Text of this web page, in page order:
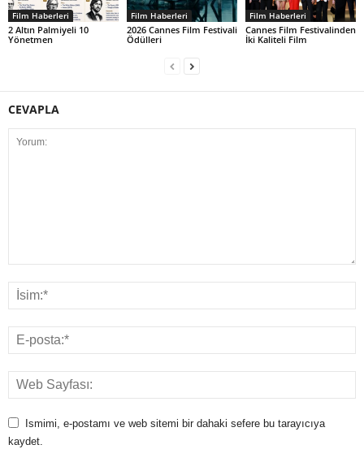
Film Haberleri
2 Altın Palmiyeli 10
Yönetmen
Film Haberleri
2026 Cannes Film Festivali
Ödülleri
Film Haberleri
Cannes Film Festivalinden
İki Kaliteli Film
CEVAPLA
Ismimi, e-postamı ve web sitemi bir dahaki sefere bu tarayıcıya
kaydet.